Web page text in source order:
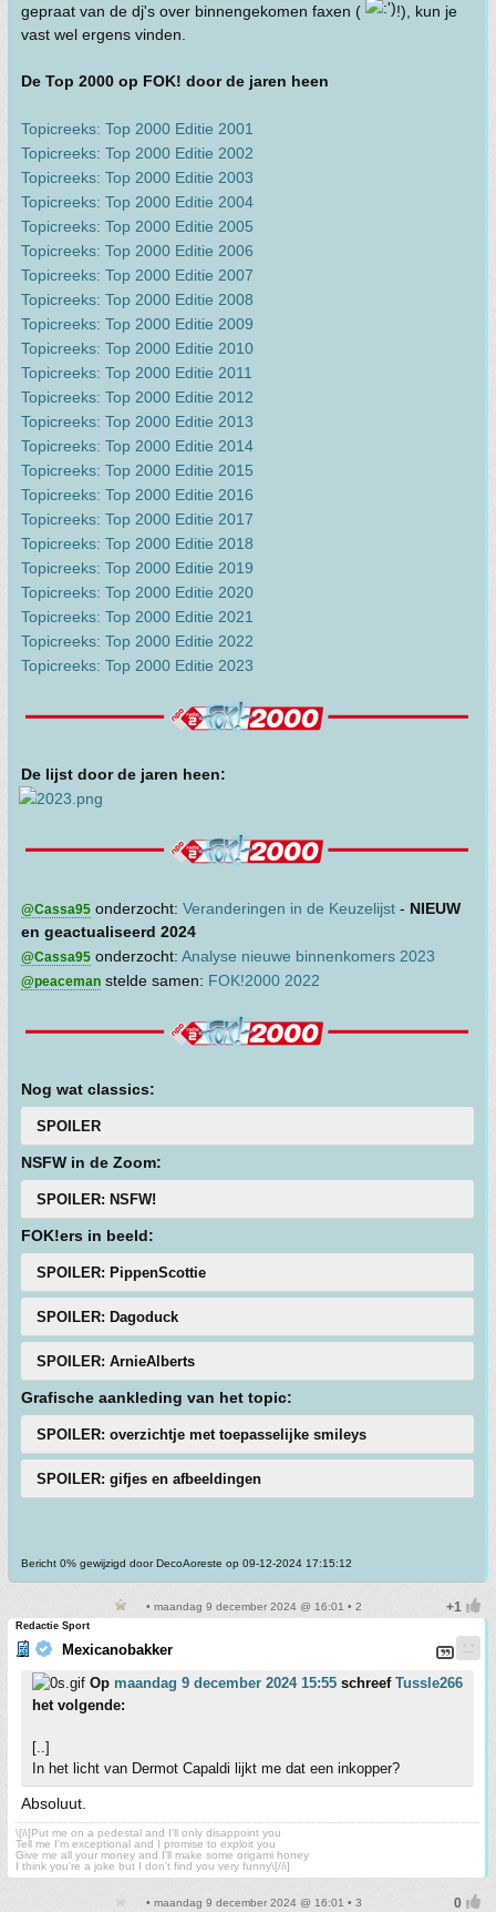
gepraat van de dj's over binnengekomen faxen (
!), kun je
vast wel ergens vinden.
De Top 2000 op FOK! door de jaren heen
Topicreeks: Top 2000 Editie 2001
Topicreeks: Top 2000 Editie 2002
Topicreeks: Top 2000 Editie 2003
Topicreeks: Top 2000 Editie 2004
Topicreeks: Top 2000 Editie 2005
Topicreeks: Top 2000 Editie 2006
Topicreeks: Top 2000 Editie 2007
Topicreeks: Top 2000 Editie 2008
Topicreeks: Top 2000 Editie 2009
Topicreeks: Top 2000 Editie 2010
Topicreeks: Top 2000 Editie 2011
Topicreeks: Top 2000 Editie 2012
Topicreeks: Top 2000 Editie 2013
Topicreeks: Top 2000 Editie 2014
Topicreeks: Top 2000 Editie 2015
Topicreeks: Top 2000 Editie 2016
Topicreeks: Top 2000 Editie 2017
Topicreeks: Top 2000 Editie 2018
Topicreeks: Top 2000 Editie 2019
Topicreeks: Top 2000 Editie 2020
Topicreeks: Top 2000 Editie 2021
Topicreeks: Top 2000 Editie 2022
Topicreeks: Top 2000 Editie 2023
De lijst door de jaren heen:
@Cassa95 onderzocht: Veranderingen in de Keuzelijst - NIEUW
en geactualiseerd 2024
@Cassa95 onderzocht: Analyse nieuwe binnenkomers 2023
@peaceman stelde samen: FOK!2000 2022
Nog wat classics:
SPOILER
NSFW in de Zoom:
SPOILER: NSFW!
FOK!ers in beeld:
SPOILER: PippenScottie
SPOILER: Dagoduck
SPOILER: ArnieAlberts
Grafische aankleding van het topic:
SPOILER: overzichtje met toepasselijke smileys
SPOILER: gifjes en afbeeldingen
Bericht 0% gewijzigd door DecoAoreste op 09-12-2024 17:15:12
• maandag 9 december 2024 @ 16:01 • 2
Redactie Sport
Mexicanobakker
Op maandag 9 december 2024 15:55 schreef Tussle266
het volgende:
[..]
In het licht van Dermot Capaldi lijkt me dat een inkopper?
Absoluut.
\[i\]Put me on a pedestal and I'll only disappoint you
Tell me I'm exceptional and I promise to exploit you
Give me all your money and I'll make some origami honey
I think you're a joke but I don't find you very funny\[/i\]
• maandag 9 december 2024 @ 16:01 • 3